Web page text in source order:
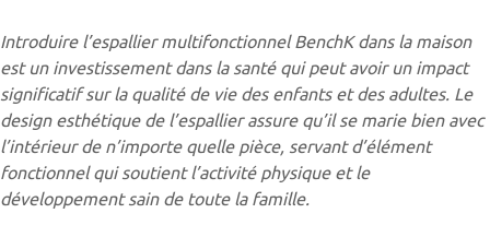
Introduire l’espallier multifonctionnel BenchK dans la maison
est un investissement dans la santé qui peut avoir un impact
significatif sur la qualité de vie des enfants et des adultes. Le
design esthétique de l’espallier assure qu’il se marie bien avec
l’intérieur de n’importe quelle pièce, servant d’élément
fonctionnel qui soutient l’activité physique et le
développement sain de toute la famille.